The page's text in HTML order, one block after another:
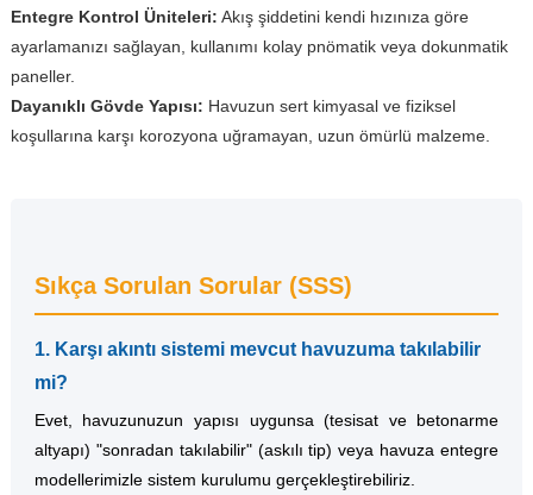
Entegre Kontrol Üniteleri: Akış şiddetini kendi hızınıza göre
ayarlamanızı sağlayan, kullanımı kolay pnömatik veya dokunmatik
paneller.
Dayanıklı Gövde Yapısı: Havuzun sert kimyasal ve fiziksel
koşullarına karşı korozyona uğramayan, uzun ömürlü malzeme.
Sıkça Sorulan Sorular (SSS)
1. Karşı akıntı sistemi mevcut havuzuma takılabilir
mi?
Evet, havuzunuzun yapısı uygunsa (tesisat ve betonarme
altyapı) "sonradan takılabilir" (askılı tip) veya havuza entegre
modellerimizle sistem kurulumu gerçekleştirebiliriz.